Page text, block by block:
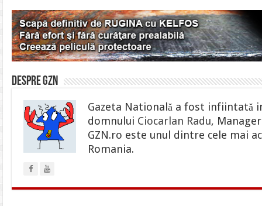
Despre gzn
Gazeta Natională a fost infiintată
domnului Ciocarlan Radu,
GZN.ro este unul dintre cele mai
Romania.